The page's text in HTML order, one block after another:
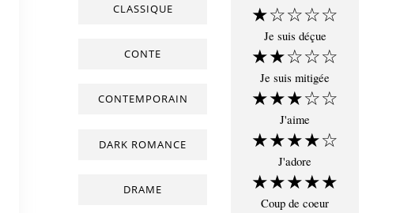
CLASSIQUE
CONTE
CONTEMPORAIN
DARK ROMANCE
DRAME
★☆☆☆☆
Je suis déçue
★★☆☆☆
Je suis mitigée
★★★☆☆
J'aime
★★★★☆
J'adore
★★★★★
Coup de coeur